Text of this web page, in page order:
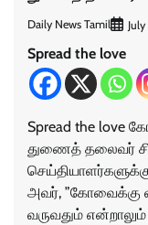
Daily News Tamil
Spread the love
Spread the love
துணைத் தலைவர்
அவர், ”கோவைக்கு
வருவதும்